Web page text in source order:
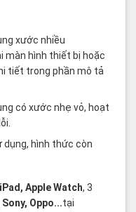
xước nhiều
màn hình thiết bị hoặc
tiết trong phần mô tả
có xước nhẹ vỏ, hoạt
dụng, hình thức còn
Apple Watch, 3
Oppo...tại